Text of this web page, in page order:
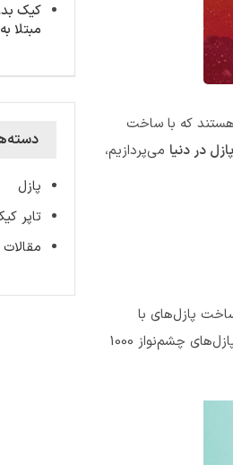
هستند که با ساخت
در دنیا می‌پردازیم،
پازل‌های با
کیفیت بالا و متنوع، این شرکت به دلیل ساختار مستحکم و قطعاتی که به خوبی به هم متصل می‌شوند، مورد تقدیر قرار گرفته است. از پازل‌های چشم‌نواز 1000
کیک‌
مبتلا
پازل
تاپر
مقالات